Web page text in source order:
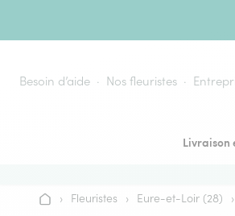
Besoin d’aide Nos fleuristes
Livraison
Accueil
› Fleuristes › Eure-et-Loir (28) ›